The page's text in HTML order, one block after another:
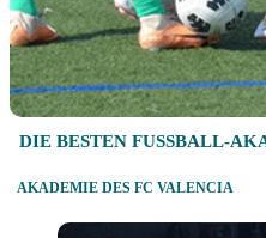
DIE BESTEN FUSSBALL-
AKADEMIE DES FC VALENCIA